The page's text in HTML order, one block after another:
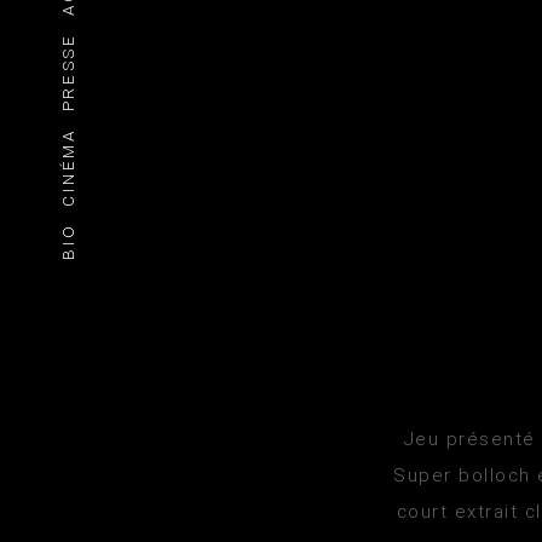
BIO
CINÉMA
PRESSE
Jeu présenté
Super bolloch
court extrait